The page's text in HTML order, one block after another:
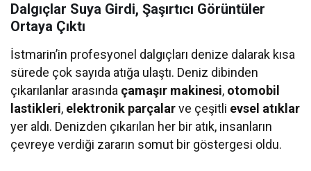
Dalgıçlar Suya Girdi, Şaşırtıcı Görüntüler
Ortaya Çıktı
İstmarin’in profesyonel dalgıçları denize dalarak kısa
sürede çok sayıda atığa ulaştı. Deniz dibinden
çıkarılanlar arasında çamaşır makinesi, otomobil
lastikleri, elektronik parçalarve çeşitli evsel atıklar
yer aldı. Denizden çıkarılan her bir atık, insanların
çevreye verdiği zararın somut bir göstergesi oldu.